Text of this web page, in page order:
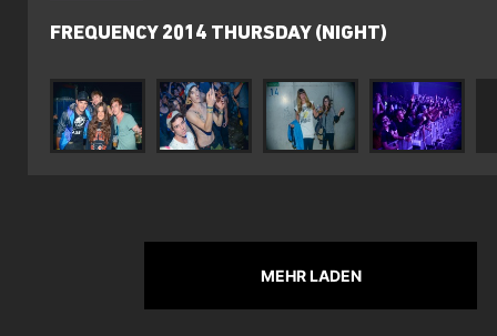
FREQUENCY 2014 THURSDAY (NIGHT)
MEHR LADEN